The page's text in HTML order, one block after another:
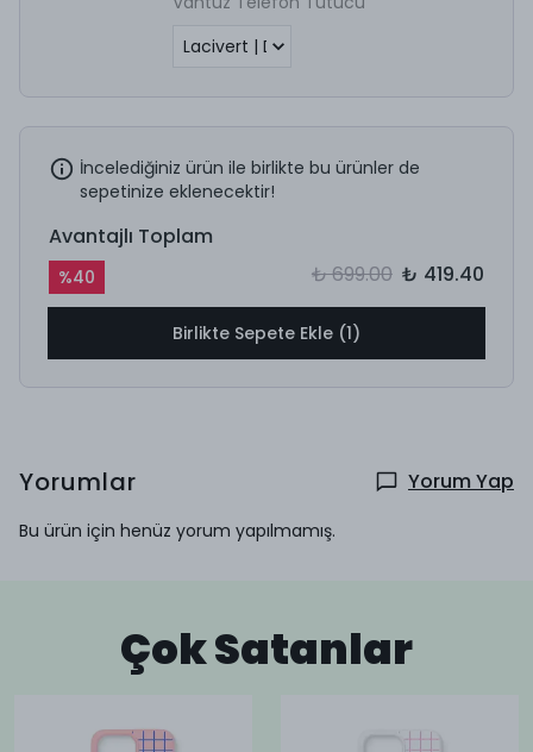
İncelediğiniz ürün ile birlikte bu ürünler de
sepetinize eklenecektir!
Avantajlı Toplam
%40 ₺ 699.00 ₺ 419.40
Birlikte Sepete Ekle (1)
Yorumlar Yorum Yap
Bu ürün için henüz yorum yapılmamış.
Çok Satanlar